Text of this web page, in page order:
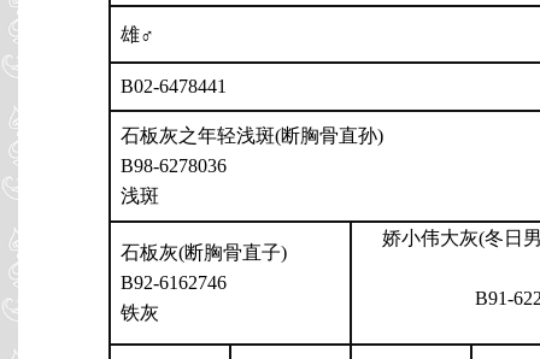
雄♂
B02-6478441
石板灰之年轻浅斑(断胸骨直孙)
B98-6278036
浅斑
石板灰(断胸骨直子)
B92-6162746
铁灰
娇小伟大灰(冬日
B91-